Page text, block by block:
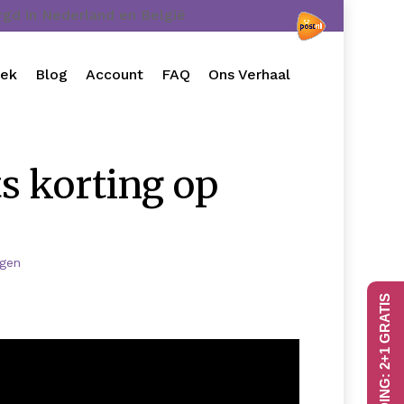
in Nederland en België
Blog Account FAQ Ons Verhaal
korting op